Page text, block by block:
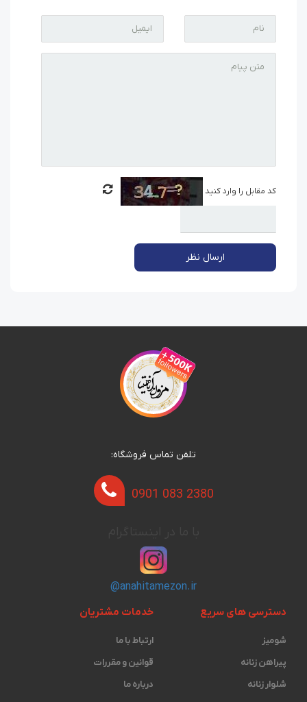
کد مقابل را وارد کنید
ارسال نظر
تلفن تماس فروشگاه:
0901 083 2380
@anahitamezon.ir
دسترسی های سریع
شومیز
پیراهن زنانه
شلوار زنانه
خدمات مشتریان
ارتباط با ما
قوانین و مقررات
درباره ما